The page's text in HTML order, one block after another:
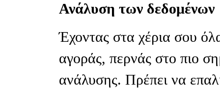
Ανάλυση των δεδομένων
Έχοντας στα χέρια σου
αγοράς, περνάς στο πιο
ανάλυσης. Πρέπει να